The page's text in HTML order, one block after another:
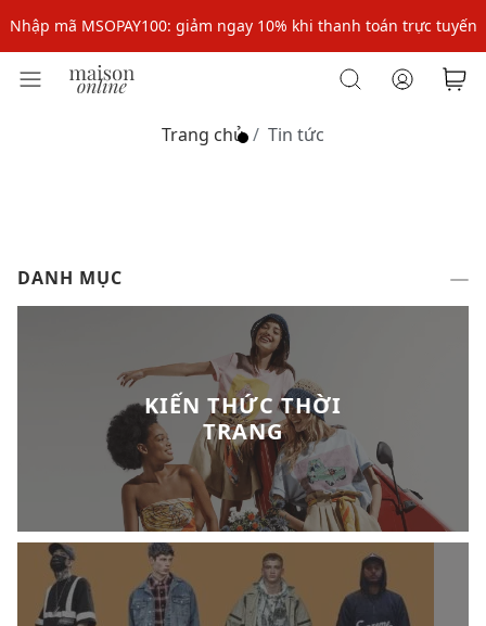
Nhập mã MSOPAY100: giảm ngay 10% khi thanh toán trực tuyến
Nhập mã: MSOXINCHAO - Giảm 10% đơn đầu cho thành viên mới!
Nhập mã: MSOXINCHAO - Giảm 10% đơn đầu cho thành viên mới!
Trang chủ Tin tức
DANH MỤC
KIẾN THỨC THỜI
TRANG